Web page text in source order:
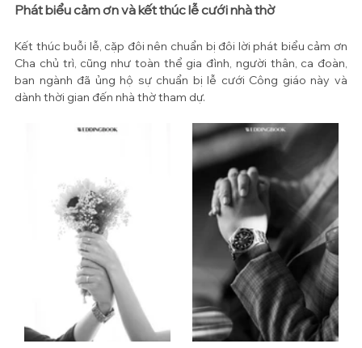
Phát biểu cảm ơn và kết thúc lễ cưới nhà thờ
Kết thúc buỗi lễ, cặp đôi nên chuẩn bị đôi lời phát biểu cảm ơn
Cha chủ trì, cũng như toàn thể gia đình, người thân, ca đoàn,
ban ngành đã ủng hộ sự chuẩn bị lễ cưới Công giáo này và
dành thời gian đến nhà thờ tham dự.